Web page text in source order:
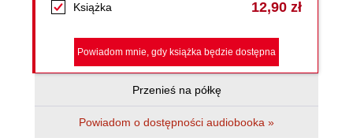
Książka 12,90 zł
Powiadom mnie, gdy książka będzie dostępna
Przenieś na półkę
Powiadom o dostępności audiobooka »